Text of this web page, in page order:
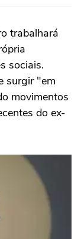
trabalhará
sociais.
surgir "em
movimentos
do ex-